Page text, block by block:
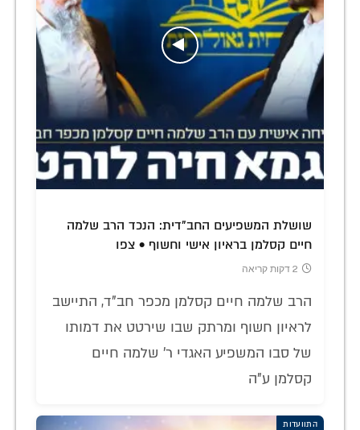
שושלת המשפיעים החב"דית: הנכד הרב שלמה
חיים קסלמן בראיון אישי וחשוף • צפו
2 דקות קריאה
הרב שלמה חיים קסלמן מכפר חב"ד, התיישב
לראיון חשוף ומרתק שבו שירטט את דמותו
של סבו המשפיע האגדי ר' שלמה חיים
קסלמן ע"ה
התוועדות